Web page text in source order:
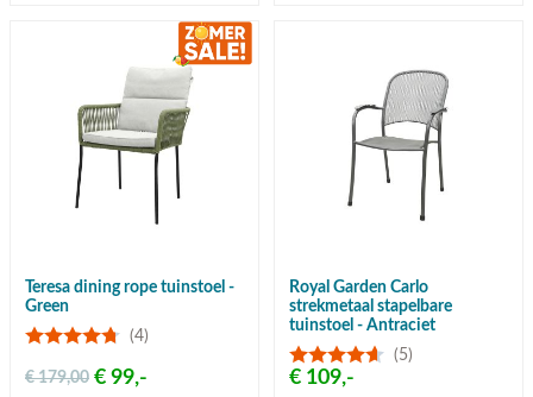
Teresa dining rope tuinstoel -
Green
(4)
€ 99,-
€ 179,00
Royal Garden Carlo
strekmetaal stapelbare
tuinstoel - Antraciet
(5)
€ 109,-